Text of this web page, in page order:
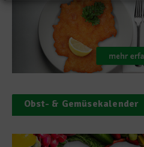
Obst- & Gemüsekalender